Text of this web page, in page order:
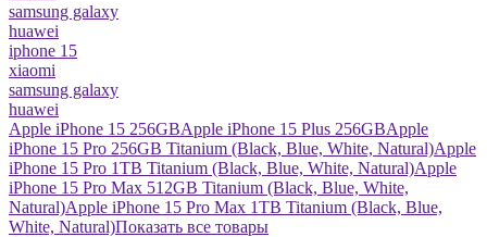
samsung galaxy
huawei
iphone 15
xiaomi
samsung galaxy
huawei
Apple iPhone 15 256GBApple iPhone 15 Plus 256GBApple
iPhone 15 Pro 256GB Titanium (Black, Blue, White, Natural)Apple
iPhone 15 Pro 1TB Titanium (Black, Blue, White, Natural)Apple
iPhone 15 Pro Max 512GB Titanium (Black, Blue, White,
Natural)Apple iPhone 15 Pro Max 1TB Titanium (Black, Blue,
White, Natural)Показать все товары